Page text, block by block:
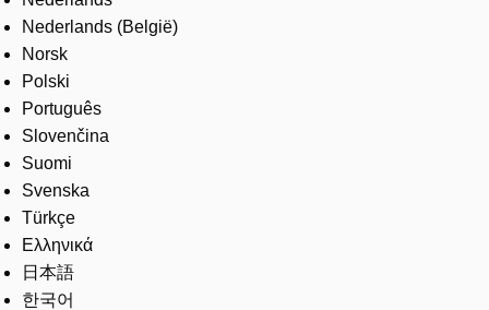
Nederlands (België)
Norsk
Polski
Português
Slovenčina
Suomi
Svenska
Türkçe
Ελληνικά
日本語
한국어